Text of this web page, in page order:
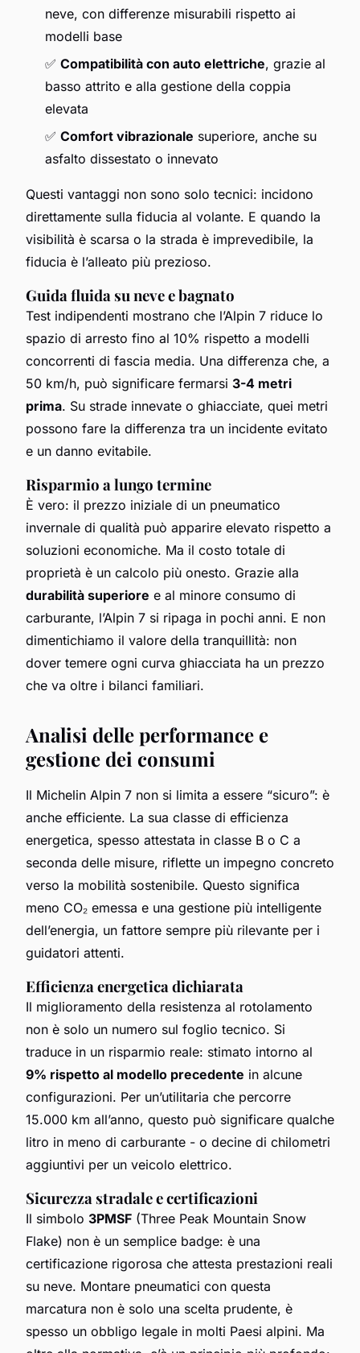
neve, con differenze misurabili rispetto ai
modelli base
✅ Compatibilità con auto elettriche, grazie al
basso attrito e alla gestione della coppia
elevata
✅ Comfort vibrazionale superiore, anche su
asfalto dissestato o innevato
Questi vantaggi non sono solo tecnici: incidono
direttamente sulla fiducia al volante. E quando la
visibilità è scarsa o la strada è imprevedibile, la
fiducia è l’alleato più prezioso.
Guida fluida su neve e bagnato
Test indipendenti mostrano che l’Alpin 7 riduce lo
spazio di arresto fino al 10% rispetto a modelli
concorrenti di fascia media. Una differenza che, a
50 km/h, può significare fermarsi 3-4 metri
prima. Su strade innevate o ghiacciate, quei metri
possono fare la differenza tra un incidente evitato
e un danno evitabile.
Risparmio a lungo termine
È vero: il prezzo iniziale di un pneumatico
invernale di qualità può apparire elevato rispetto a
soluzioni economiche. Ma il costo totale di
proprietà è un calcolo più onesto. Grazie alla
durabilità superiore e al minore consumo di
carburante, l’Alpin 7 si ripaga in pochi anni. E non
dimentichiamo il valore della tranquillità: non
dover temere ogni curva ghiacciata ha un prezzo
che va oltre i bilanci familiari.
Analisi delle performance e
gestione dei consumi
Il Michelin Alpin 7 non si limita a essere “sicuro”: è
anche efficiente. La sua classe di efficienza
energetica, spesso attestata in classe B o C a
seconda delle misure, riflette un impegno concreto
verso la mobilità sostenibile. Questo significa
meno CO₂ emessa e una gestione più intelligente
dell’energia, un fattore sempre più rilevante per i
guidatori attenti.
Efficienza energetica dichiarata
Il miglioramento della resistenza al rotolamento
non è solo un numero sul foglio tecnico. Si
traduce in un risparmio reale: stimato intorno al
9% rispetto al modello precedente in alcune
configurazioni. Per un’utilitaria che percorre
15.000 km all’anno, questo può significare qualche
litro in meno di carburante - o decine di chilometri
aggiuntivi per un veicolo elettrico.
Sicurezza stradale e certificazioni
Il simbolo 3PMSF (Three Peak Mountain Snow
Flake) non è un semplice badge: è una
certificazione rigorosa che attesta prestazioni reali
su neve. Montare pneumatici con questa
marcatura non è solo una scelta prudente, è
spesso un obbligo legale in molti Paesi alpini. Ma